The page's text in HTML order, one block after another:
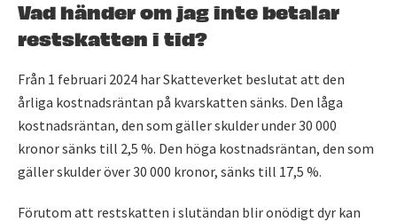
Vad händer om jag inte betalar
restskatten i tid?
Från 1 februari 2024 har Skatteverket beslutat att den
årliga kostnadsräntan på kvarskatten sänks. Den låga
kostnadsräntan, den som gäller skulder under 30 000
kronor sänks till 2,5 %. Den höga kostnadsräntan, den som
gäller skulder över 30 000 kronor, sänks till 17,5 %.
Förutom att restskatten i slutändan blir onödigt dyr kan